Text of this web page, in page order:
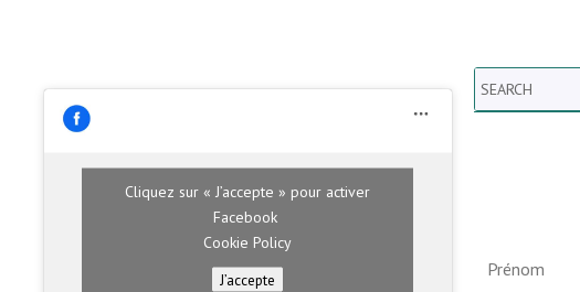
Cliquez sur « J’accepte » pour activer
Facebook
Cookie Policy
J’accepte
Search